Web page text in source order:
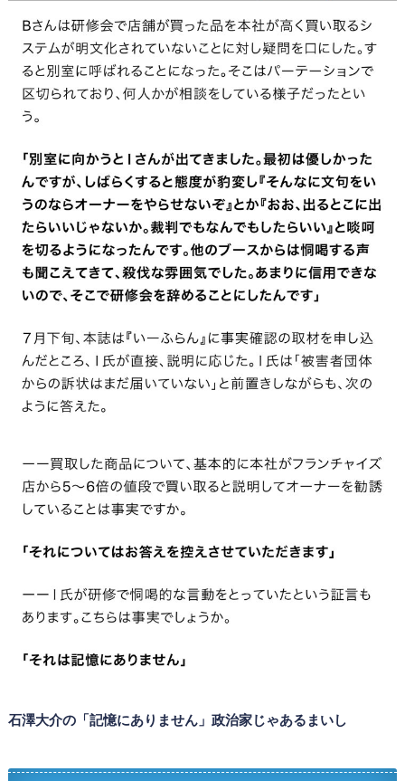
石澤大介の「記憶にありません」政治家じゃあるまいし